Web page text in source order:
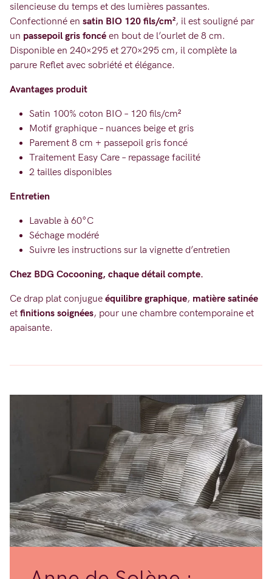
120
fils/cm²
silencieuse du temps et des lumières passantes.
Confectionné en satin BIO 120 fils/cm², il est souligné par
un passepoil gris foncé en bout de l’ourlet de 8 cm.
Disponible en 240×295 et 270×295 cm, il complète la
parure Reflet avec sobriété et élégance.
Avantages produit
Satin 100% coton BIO – 120 fils/cm²
Motif graphique – nuances beige et gris
Parement 8 cm + passepoil gris foncé
Traitement Easy Care – repassage facilité
2 tailles disponibles
Entretien
Lavable à 60°C
Séchage modéré
Suivre les instructions sur la vignette d’entretien
Chez BDG Cocooning, chaque détail compte.
Ce drap plat conjugue équilibre graphique, matière satinée
et finitions soignées, pour une chambre contemporaine et
apaisante.